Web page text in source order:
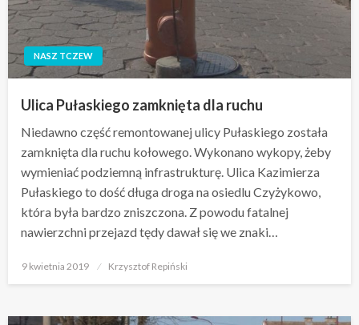
NASZ TCZEW
Ulica Pułaskiego zamknięta dla ruchu
Niedawno część remontowanej ulicy Pułaskiego została
zamknięta dla ruchu kołowego. Wykonano wykopy, żeby
wymieniać podziemną infrastrukturę. Ulica Kazimierza
Pułaskiego to dość długa droga na osiedlu Czyżykowo,
która była bardzo zniszczona. Z powodu fatalnej
nawierzchni przejazd tędy dawał się we znaki…
Opublikowane
9 kwietnia 2019 Krzysztof Repiński